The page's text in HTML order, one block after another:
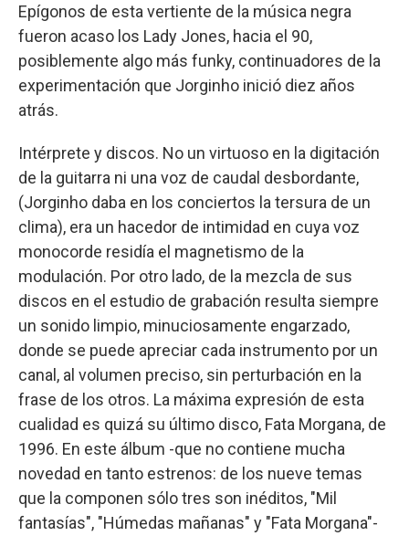
Epígonos de esta vertiente de la música negra
fueron acaso los Lady Jones, hacia el 90,
posiblemente algo más funky, continuadores de la
experimentación que Jorginho inició diez años
atrás.
Intérprete y discos. No un virtuoso en la digitación
de la guitarra ni una voz de caudal desbordante,
(Jorginho daba en los conciertos la tersura de un
clima), era un hacedor de intimidad en cuya voz
monocorde residía el magnetismo de la
modulación. Por otro lado, de la mezcla de sus
discos en el estudio de grabación resulta siempre
un sonido limpio, minuciosamente engarzado,
donde se puede apreciar cada instrumento por un
canal, al volumen preciso, sin perturbación en la
frase de los otros. La máxima expresión de esta
cualidad es quizá su último disco, Fata Morgana, de
1996. En este álbum -que no contiene mucha
novedad en tanto estrenos: de los nueve temas
que la componen sólo tres son inéditos, "Mil
fantasías", "Húmedas mañanas" y "Fata Morgana"-